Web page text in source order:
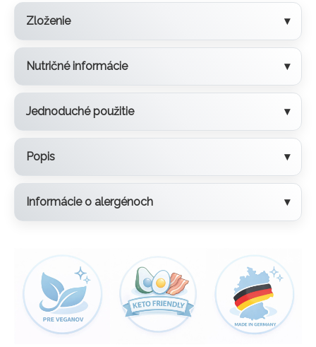
Zloženie
Nutričné informácie
Jednoduché použitie
Popis
Informácie o alergénoch